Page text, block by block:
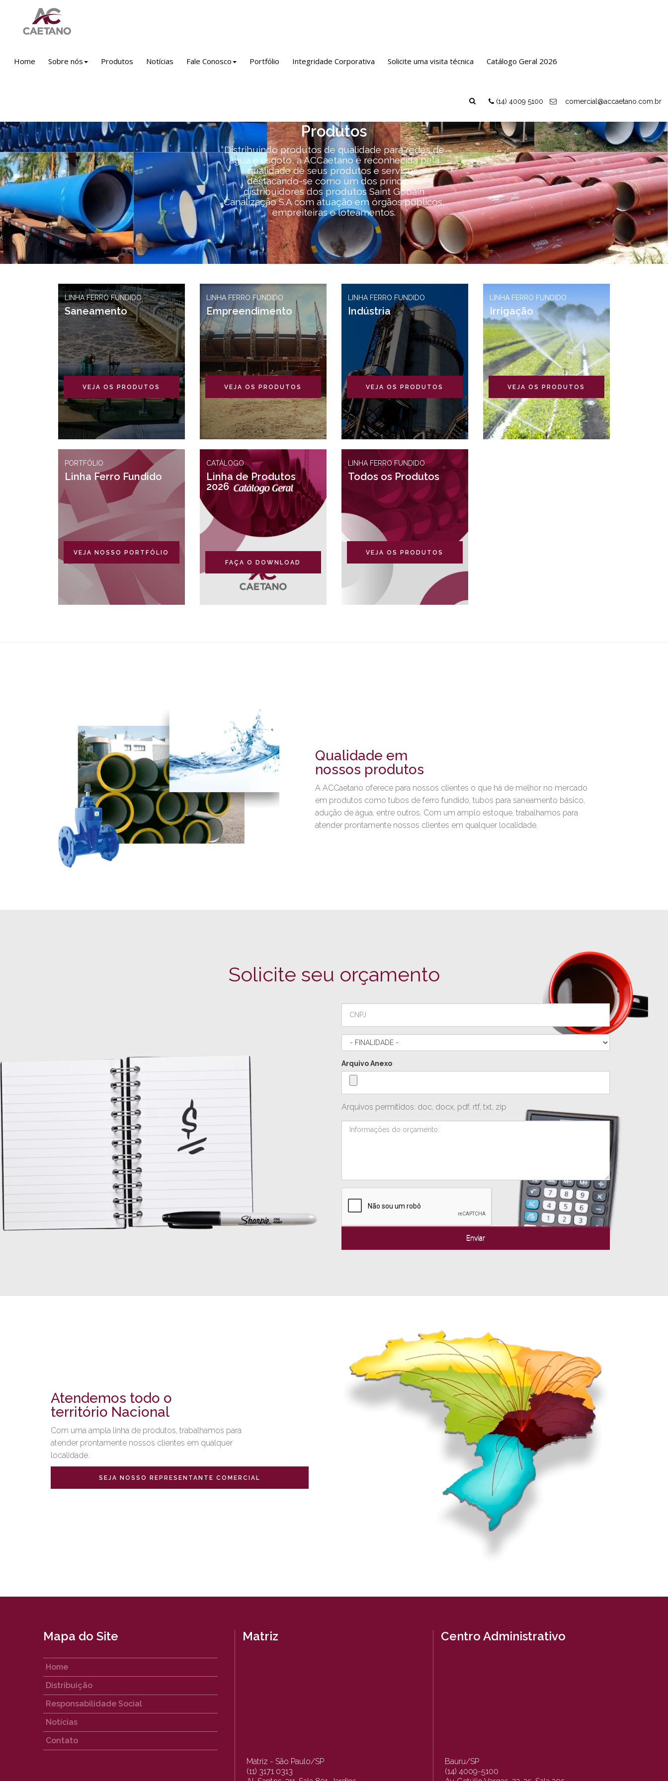
Home Sobre nós Produtos Notícias Fale Conosco Portfólio Integridade Corporativa Solicite uma visita técnica Catálogo Geral 2026
(14) 4009 5100 comercial@accaetano.com.br
Produtos
Distribuindo produtos de qualidade para redes de
água e esgoto, a ACCaetano é reconhecida pela
qualidade de seus produtos e serviços,
destacando-se como um dos principais
distribuidores dos produtos Saint Gobain
Canalização S.A com atuação em órgãos públicos,
empreiteiras e loteamentos.
LINHA FERRO FUNDIDO
Saneamento
VEJA OS PRODUTOS
LINHA FERRO FUNDIDO
Empreendimento
VEJA OS PRODUTOS
LINHA FERRO FUNDIDO
Indústria
VEJA OS PRODUTOS
LINHA FERRO FUNDIDO
Irrigação
VEJA OS PRODUTOS
PORTFÓLIO
Linha Ferro Fundido
VEJA NOSSO PORTFÓLIO
CATÁLOGO
Linha de Produtos
2026
FAÇA O DOWNLOAD
LINHA FERRO FUNDIDO
Todos os Produtos
VEJA OS PRODUTOS
Qualidade em
nossos produtos
A ACCaetano oferece para nossos clientes o que há de melhor no mercado
em produtos como tubos de ferro fundido, tubos para saneamento básico,
adução de água, entre outros. Com um amplo estoque, trabalhamos para
atender prontamente nossos clientes em qualquer localidade.
Solicite seu orçamento
Arquivo Anexo
Arquivos permitidos: doc, docx, pdf, rtf, txt, zip
Atendemos todo o
território Nacional
Com uma ampla linha de produtos, trabalhamos para
atender prontamente nossos clientes em qualquer
localidade.
SEJA NOSSO REPRESENTANTE COMERCIAL
Mapa do Site
Home
Distribuição
Responsabilidade Social
Notícias
Contato
Matriz
Matriz - São Paulo/SP
(11) 3171 0313
Centro Administrativo
Bauru/SP
(14) 4009-5100